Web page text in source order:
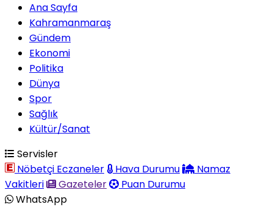
Ana Sayfa
Kahramanmaraş
Gündem
Ekonomi
Politika
Dünya
Spor
Sağlık
Kültür/Sanat
Servisler
Nöbetçi Eczaneler
Hava Durumu
Namaz
Vakitleri
Gazeteler
Puan Durumu
WhatsApp